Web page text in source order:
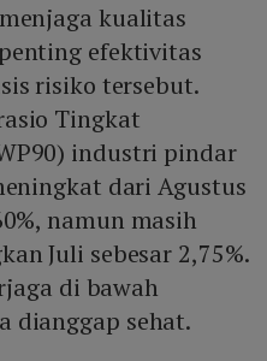
kualitas
efektivitas
risiko tersebut.
Tingkat
industri pindar
dari Agustus
namun masih
Juli sebesar 2,75%.
di bawah
dianggap sehat.